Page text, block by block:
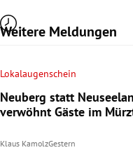
Weitere Meldungen
Lokalaugenschein
Neuberg statt
verwöhnt Gäste im
Klaus KamolzGestern